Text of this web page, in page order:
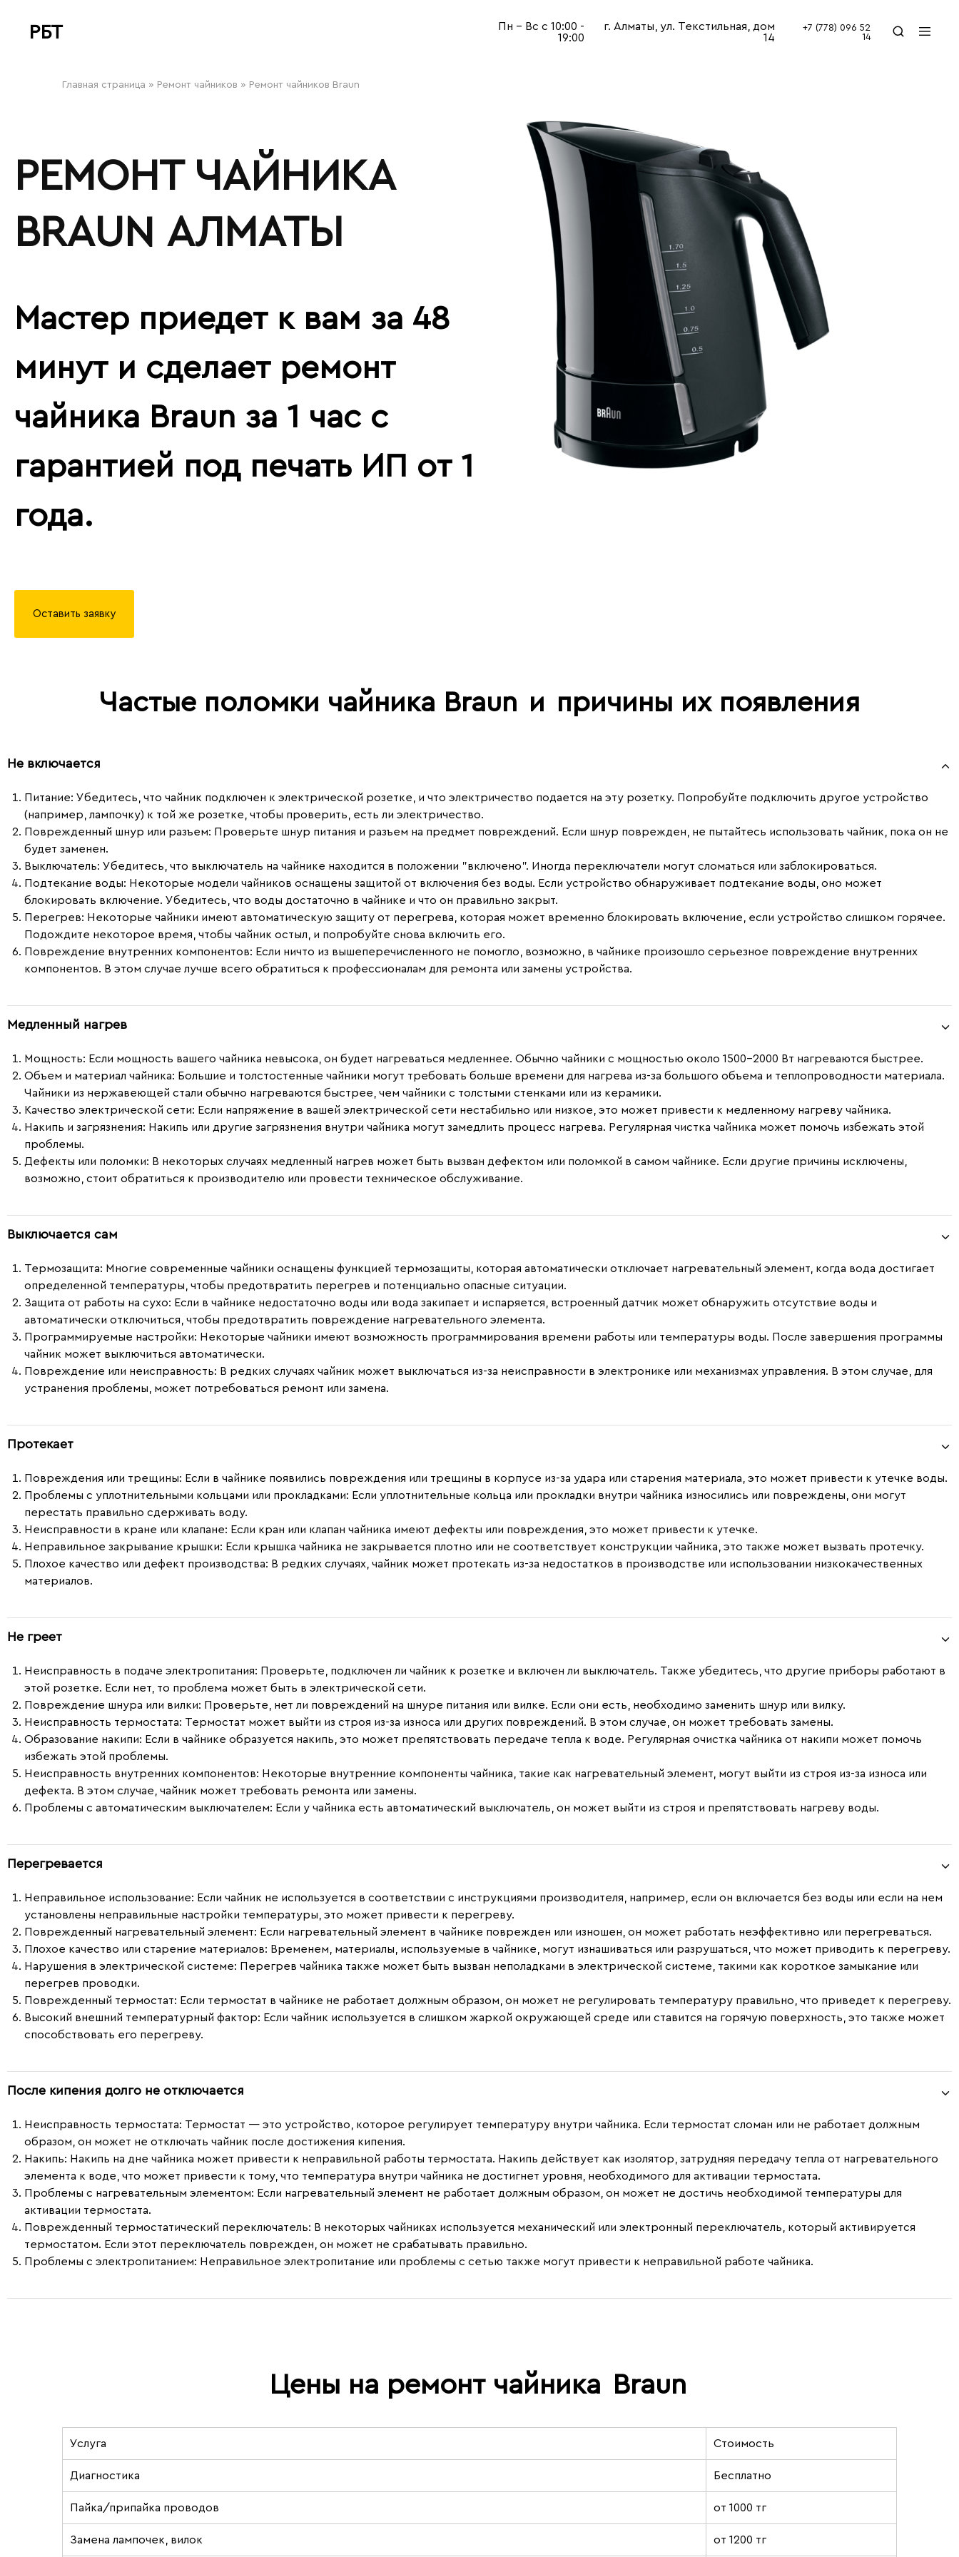
РБТ
bitovayatehnika
Пн - Вс с 10:00 -
19:00
г. Алматы, ул. Текстильная, дом
14
+7 (778) 096 52
14
Главная страница » Ремонт чайников » Ремонт чайников Braun
РЕМОНТ ЧАЙНИКА
BRAUN АЛМАТЫ
Мастер приедет к вам за 48
минут и сделает ремонт
чайника Braun за 1 час с
гарантией под печать ИП от 1
года.
Оставить заявку
Частые поломки чайника Braun и причины их появления
Не включается
Питание: Убедитесь, что чайник подключен к электрической розетке, и что электричество подается на эту розетку. Попробуйте подключить другое устройство
(например, лампочку) к той же розетке, чтобы проверить, есть ли электричество.
Поврежденный шнур или разъем: Проверьте шнур питания и разъем на предмет повреждений. Если шнур поврежден, не пытайтесь использовать чайник, пока он не
будет заменен.
Выключатель: Убедитесь, что выключатель на чайнике находится в положении "включено". Иногда переключатели могут сломаться или заблокироваться.
Подтекание воды: Некоторые модели чайников оснащены защитой от включения без воды. Если устройство обнаруживает подтекание воды, оно может
блокировать включение. Убедитесь, что воды достаточно в чайнике и что он правильно закрыт.
Перегрев: Некоторые чайники имеют автоматическую защиту от перегрева, которая может временно блокировать включение, если устройство слишком горячее.
Подождите некоторое время, чтобы чайник остыл, и попробуйте снова включить его.
Повреждение внутренних компонентов: Если ничто из вышеперечисленного не помогло, возможно, в чайнике произошло серьезное повреждение внутренних
компонентов. В этом случае лучше всего обратиться к профессионалам для ремонта или замены устройства.
Медленный нагрев
Мощность: Если мощность вашего чайника невысока, он будет нагреваться медленнее. Обычно чайники с мощностью около 1500-2000 Вт нагреваются быстрее.
Объем и материал чайника: Большие и толстостенные чайники могут требовать больше времени для нагрева из-за большого объема и теплопроводности материала.
Чайники из нержавеющей стали обычно нагреваются быстрее, чем чайники с толстыми стенками или из керамики.
Качество электрической сети: Если напряжение в вашей электрической сети нестабильно или низкое, это может привести к медленному нагреву чайника.
Накипь и загрязнения: Накипь или другие загрязнения внутри чайника могут замедлить процесс нагрева. Регулярная чистка чайника может помочь избежать этой
проблемы.
Дефекты или поломки: В некоторых случаях медленный нагрев может быть вызван дефектом или поломкой в самом чайнике. Если другие причины исключены,
возможно, стоит обратиться к производителю или провести техническое обслуживание.
Выключается сам
Термозащита: Многие современные чайники оснащены функцией термозащиты, которая автоматически отключает нагревательный элемент, когда вода достигает
определенной температуры, чтобы предотвратить перегрев и потенциально опасные ситуации.
Защита от работы на сухо: Если в чайнике недостаточно воды или вода закипает и испаряется, встроенный датчик может обнаружить отсутствие воды и
автоматически отключиться, чтобы предотвратить повреждение нагревательного элемента.
Программируемые настройки: Некоторые чайники имеют возможность программирования времени работы или температуры воды. После завершения программы
чайник может выключиться автоматически.
Повреждение или неисправность: В редких случаях чайник может выключаться из-за неисправности в электронике или механизмах управления. В этом случае, для
устранения проблемы, может потребоваться ремонт или замена.
Протекает
Повреждения или трещины: Если в чайнике появились повреждения или трещины в корпусе из-за удара или старения материала, это может привести к утечке воды.
Проблемы с уплотнительными кольцами или прокладками: Если уплотнительные кольца или прокладки внутри чайника износились или повреждены, они могут
перестать правильно сдерживать воду.
Неисправности в кране или клапане: Если кран или клапан чайника имеют дефекты или повреждения, это может привести к утечке.
Неправильное закрывание крышки: Если крышка чайника не закрывается плотно или не соответствует конструкции чайника, это также может вызвать протечку.
Плохое качество или дефект производства: В редких случаях, чайник может протекать из-за недостатков в производстве или использовании низкокачественных
материалов.
Не греет
Неисправность в подаче электропитания: Проверьте, подключен ли чайник к розетке и включен ли выключатель. Также убедитесь, что другие приборы работают в
этой розетке. Если нет, то проблема может быть в электрической сети.
Повреждение шнура или вилки: Проверьте, нет ли повреждений на шнуре питания или вилке. Если они есть, необходимо заменить шнур или вилку.
Неисправность термостата: Термостат может выйти из строя из-за износа или других повреждений. В этом случае, он может требовать замены.
Образование накипи: Если в чайнике образуется накипь, это может препятствовать передаче тепла к воде. Регулярная очистка чайника от накипи может помочь
избежать этой проблемы.
Неисправность внутренних компонентов: Некоторые внутренние компоненты чайника, такие как нагревательный элемент, могут выйти из строя из-за износа или
дефекта. В этом случае, чайник может требовать ремонта или замены.
Проблемы с автоматическим выключателем: Если у чайника есть автоматический выключатель, он может выйти из строя и препятствовать нагреву воды.
Перегревается
Неправильное использование: Если чайник не используется в соответствии с инструкциями производителя, например, если он включается без воды или если на нем
установлены неправильные настройки температуры, это может привести к перегреву.
Поврежденный нагревательный элемент: Если нагревательный элемент в чайнике поврежден или изношен, он может работать неэффективно или перегреваться.
Плохое качество или старение материалов: Временем, материалы, используемые в чайнике, могут изнашиваться или разрушаться, что может приводить к перегреву.
Нарушения в электрической системе: Перегрев чайника также может быть вызван неполадками в электрической системе, такими как короткое замыкание или
перегрев проводки.
Поврежденный термостат: Если термостат в чайнике не работает должным образом, он может не регулировать температуру правильно, что приведет к перегреву.
Высокий внешний температурный фактор: Если чайник используется в слишком жаркой окружающей среде или ставится на горячую поверхность, это также может
способствовать его перегреву.
После кипения долго не отключается
Неисправность термостата: Термостат — это устройство, которое регулирует температуру внутри чайника. Если термостат сломан или не работает должным
образом, он может не отключать чайник после достижения кипения.
Накипь: Накипь на дне чайника может привести к неправильной работы термостата. Накипь действует как изолятор, затрудняя передачу тепла от нагревательного
элемента к воде, что может привести к тому, что температура внутри чайника не достигнет уровня, необходимого для активации термостата.
Проблемы с нагревательным элементом: Если нагревательный элемент не работает должным образом, он может не достичь необходимой температуры для
активации термостата.
Поврежденный термостатический переключатель: В некоторых чайниках используется механический или электронный переключатель, который активируется
термостатом. Если этот переключатель поврежден, он может не срабатывать правильно.
Проблемы с электропитанием: Неправильное электропитание или проблемы с сетью также могут привести к неправильной работе чайника.
Цены на ремонт чайника Braun
Услуга Стоимость
Диагностика Бесплатно
Пайка/припайка проводов от 1000 тг
Замена лампочек, вилок от 1200 тг